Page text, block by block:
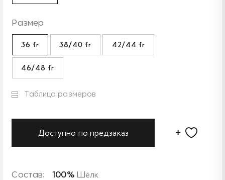
Размер
36 fr 38/40 fr 42/44 fr
46/48 fr
Таблица размеров
Доступно по предзаказ
Состав: 100%Шёлк